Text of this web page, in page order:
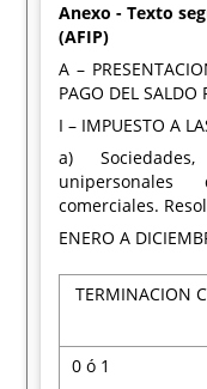
Anexo - Texto
(AFIP)
A –
PAGO DEL SALDO
I – IMPUESTO A
a)
unipersonales
comerciales.
ENERO A
TERMINACION
0 ó 1